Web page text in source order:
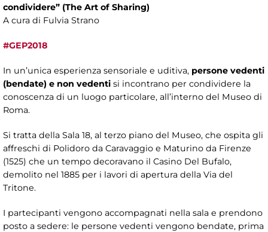
condividere” (The Art of Sharing)
A cura di Fulvia Strano
#GEP2018
In un’unica esperienza sensoriale e uditiva, persone vedenti
(bendate) e non vedenti si incontrano per condividere la
conoscenza di un luogo particolare, all’interno del Museo di
Roma.
Si tratta della Sala 18, al terzo piano del Museo, che ospita gli
affreschi di Polidoro da Caravaggio e Maturino da Firenze
(1525) che un tempo decoravano il Casino Del Bufalo,
demolito nel 1885 per i lavori di apertura della Via del
Tritone.
I partecipanti vengono accompagnati nella sala e prendono
posto a sedere: le persone vedenti vengono bendate, prima